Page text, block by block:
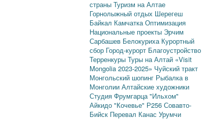
страны Туризм на Алтае
Горнолыжный отдых Шерегеш
Байкал КамчаткаОптимизация
Национальные проекты Эрчим
Сарбашев Белокуриха Курортный
сбор Город-курорт Благоустройство
Терренкуры Туры на Алтай «Visit
Mongolia 2023-2025» Чуйский тракт
Монгольский шопинг Рыбалка в
Монголии Алтайские художники
Студия Фрумгарца"Ильхом"
Айкидо "Кочевье" Р256 Совавто-
Бийск Перевал Канас Урумчи